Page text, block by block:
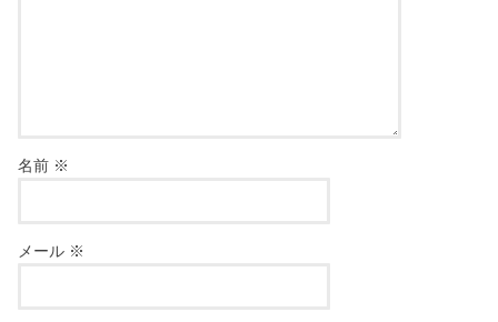
名前 ※
メール ※